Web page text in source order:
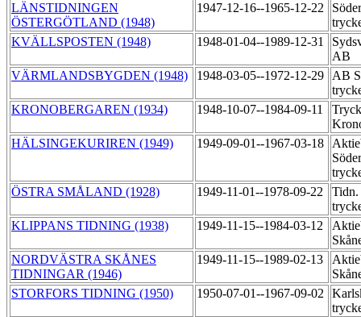
LÄNSTIDNINGEN
ÖSTERGÖTLAND (1948)
1947-12-16--1965-12-22
KVÄLLSPOSTEN (1948)
1948-01-04--1989-12-31
AB
VÄRMLANDSBYGDEN (1948)
1948-03-05--1972-12-29
AB
KRONOBERGAREN (1934)
1948-10-07--1984-09-11
HÄLSINGEKURIREN (1949)
1949-09-01--1967-03-18
ÖSTRA SMÅLAND (1928)
1949-11-01--1978-09-22
Tidn.
KLIPPANS TIDNING (1938)
1949-11-15--1984-03-12
NORDVÄSTRA SKÅNES
TIDNINGAR (1946)
1949-11-15--1989-02-13
STORFORS TIDNING (1950)
1950-07-01--1967-09-02